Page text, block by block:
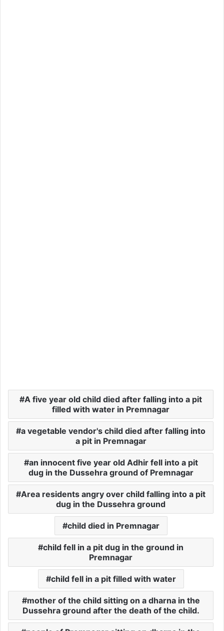
A five year old child died after falling into a pit
filled with water in Premnagar
a vegetable vendor's child died after falling into
a pit in Premnagar
an innocent five year old Adhir fell into a pit
dug in the Dussehra ground of Premnagar
Area residents angry over child falling into a pit
dug in the Dussehra ground
child died in Premnagar
child fell in a pit dug in the ground in
Premnagar
child fell in a pit filled with water
mother of the child sitting on a dharna in the
Dussehra ground after the death of the child.